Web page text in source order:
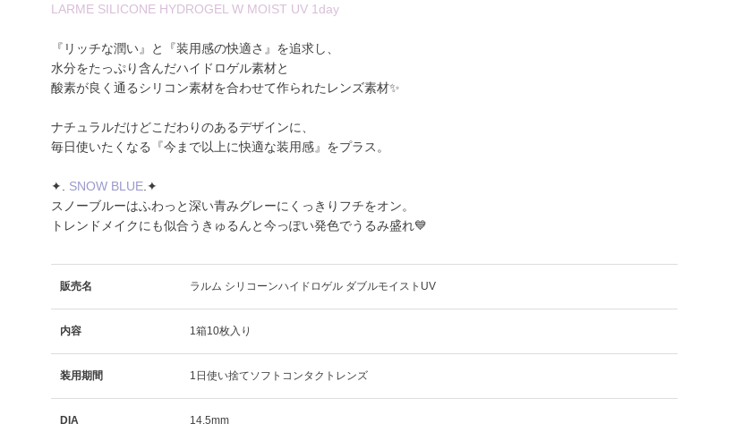
LARME SILICONE HYDROGEL W MOIST UV 1day
『リッチな潤い』と『装用感の快適さ』を追求し、
水分をたっぷり含んだハイドロゲル素材と
酸素が良く通るシリコン素材を合わせて作られたレンズ素材✨
ナチュラルだけどこだわりのあるデザインに、
毎日使いたくなる『今まで以上に快適な装用感』をプラス。
✦️. SNOW BLUE.✦️
スノーブルーはふわっと深い青みグレーにくっきりフチをオン。
トレンドメイクにも似合うきゅるんと今っぽい発色でうるみ盛れ💙
販売名 ラルム シリコーンハイドロゲル ダブルモイストUV
内容 1箱10枚入り
装用期間 1日使い捨てソフトコンタクトレンズ
DIA 14.5mm